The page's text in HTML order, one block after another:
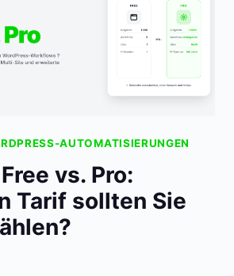
AUTOMATISIERUNGEN
vs. Pro:
Tarif sollten Sie